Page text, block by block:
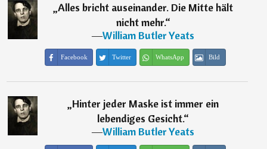
„Alles bricht auseinander. Die Mitte hält
nicht mehr.“
―William Butler Yeats
Facebook Twitter WhatsApp Bild
„Hinter jeder Maske ist immer ein
lebendiges Gesicht.“
―William Butler Yeats